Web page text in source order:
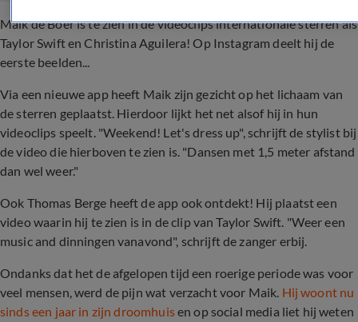
Maik de Boer is te zien in de videoclips internationale sterren als
Taylor Swift en Christina Aguilera! Op Instagram deelt hij de
eerste beelden...
Via een nieuwe app heeft Maik zijn gezicht op het lichaam van
de sterren geplaatst. Hierdoor lijkt het net alsof hij in hun
videoclips speelt. "Weekend! Let's dress up", schrijft de stylist bij
de video die hierboven te zien is. "Dansen met 1,5 meter afstand
dan wel weer."
Ook Thomas Berge heeft de app ook ontdekt! Hij plaatst een
video waarin hij te zien is in de clip van Taylor Swift. "Weer een
music and dinningen vanavond", schrijft de zanger erbij.
Ondanks dat het de afgelopen tijd een roerige periode was voor
veel mensen, werd de pijn wat verzacht voor Maik. Hij woont nu
sinds een jaar in zijn droomhuisen op social media liet hij weten